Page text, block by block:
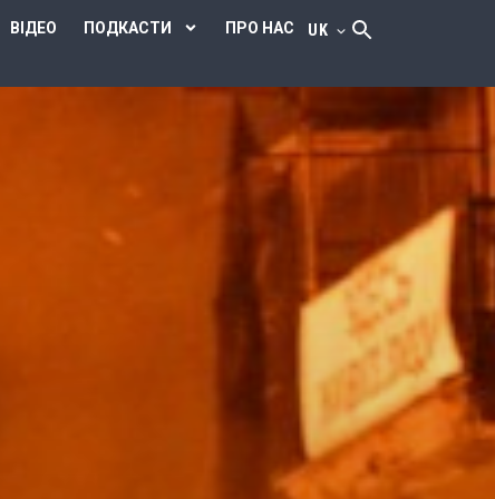
ВІДЕО ПОДКАСТИ ПРО НАС UK